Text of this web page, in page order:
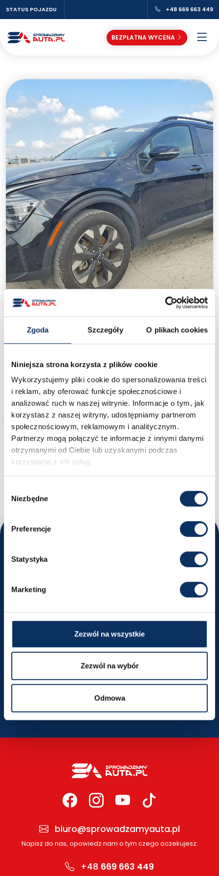
Zgoda Szczegóły O plikach cookies
Niniejsza strona korzysta z plików cookie
Wykorzystujemy pliki cookie do spersonalizowania treści
i reklam, aby oferować funkcje społecznościowe i
analizować ruch w naszej witrynie. Informacje o tym, jak
korzystasz z naszej witryny, udostępniamy partnerom
społecznościowym, reklamowym i analitycznym.
Partnerzy mogą połączyć te informacje z innymi danymi
otrzymanymi od Ciebie lub uzyskanymi podczas
korzystania z ich usług.
zgody
Niezbędne
Preferencje
Statystyka
Marketing
Zezwól na wszystkie
Zezwól na wybór
Odmowa
STATUS POJAZDU +48 669 663 449
BEZPŁATNA WYCENA
‹ ›
KIA Sportage V(2021+)
Cena od:45 000 złpod dom
CHCĘ SPROWADZIĆ PODOBNY
MASZ PYTANIA?
Nikodem - Specjalista ds. importu samochodów
+48 669 663 449
Poznaj nasze oddziały i umów się na rozmowę
Wyznacz trasę
krakow@sprowadzamyauta.pl
SZCZEGÓŁY LOKALIZACJI
biuro@sprowadzamyauta.pl
Napisz do nas, opowiedz nam o tym czego oczekujesz.
+48 669 663 449